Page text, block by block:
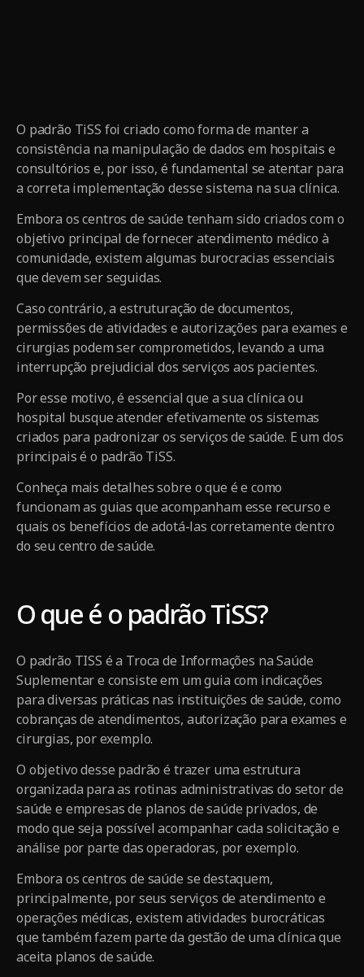
O padrão TiSS foi criado como forma de manter a
consistência na manipulação de dados em hospitais e
consultórios e, por isso, é fundamental se atentar para
a correta implementação desse sistema na sua clínica.
Embora os centros de saúde tenham sido criados com o
objetivo principal de fornecer atendimento médico à
comunidade, existem algumas burocracias essenciais
que devem ser seguidas.
Caso contrário, a estruturação de documentos,
permissões de atividades e autorizações para exames e
cirurgias podem ser comprometidos, levando a uma
interrupção prejudicial dos serviços aos pacientes.
Por esse motivo, é essencial que a sua clínica ou
hospital busque atender efetivamente os sistemas
criados para padronizar os serviços de saúde. E um dos
principais é o padrão TiSS.
Conheça mais detalhes sobre o que é e como
funcionam as guias que acompanham esse recurso e
quais os benefícios de adotá-las corretamente dentro
do seu centro de saúde.
O que é o padrão TiSS?
O padrão TISS é a Troca de Informações na Saúde
Suplementar e consiste em um guia com indicações
para diversas práticas nas instituições de saúde, como
cobranças de atendimentos, autorização para exames e
cirurgias, por exemplo.
O objetivo desse padrão é trazer uma estrutura
organizada para as rotinas administrativas do setor de
saúde e empresas de planos de saúde privados, de
modo que seja possível acompanhar cada solicitação e
análise por parte das operadoras, por exemplo.
Embora os centros de saúde se destaquem,
principalmente, por seus serviços de atendimento e
operações médicas, existem atividades burocráticas
que também fazem parte da gestão de uma clínica que
aceita planos de saúde.